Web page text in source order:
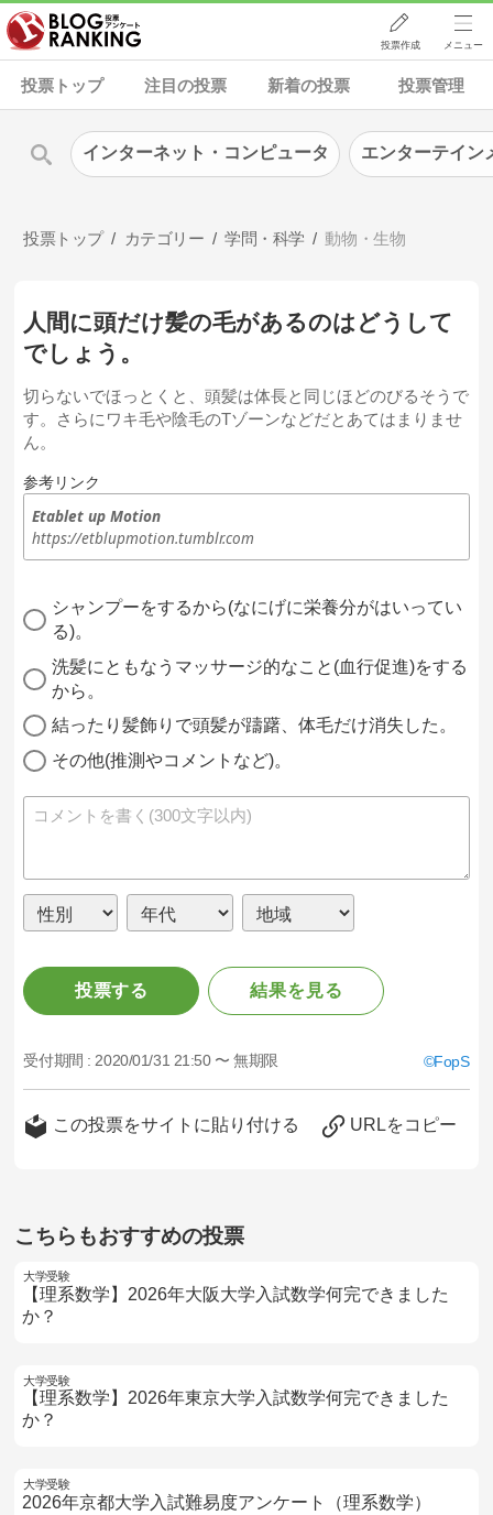
投票作成 メニュー
投票トップ 注目の投票 新着の投票 投票管理
投票トップ カテゴリー 学問・科学 動物・生物
人間に頭だけ髪の毛があるのはどうして
でしょう。
切らないでほっとくと、頭髪は体長と同じほどのびるそうで
す。さらにワキ毛や陰毛のTゾーンなどだとあてはまりませ
ん。
参考リンク
Etablet up Motion
https://etblupmotion.tumblr.com
シャンプーをするから(なにげに栄養分がはいってい
る)。
洗髪にともなうマッサージ的なこと(血行促進)をする
から。
結ったり髪飾りで頭髪が躊躇、体毛だけ消失した。
その他(推測やコメントなど)。
投票する 結果を見る
受付期間 :2020/01/31 21:50 〜 無期限 FopS
この投票をサイトに貼り付ける URLをコピー
こちらもおすすめの投票
大学受験
【理系数学】2026年大阪大学入試数学何完できました
か？
大学受験
【理系数学】2026年東京大学入試数学何完できました
か？
大学受験
2026年京都大学入試難易度アンケート（理系数学）
インターネット・コンピュータ エンターテイン